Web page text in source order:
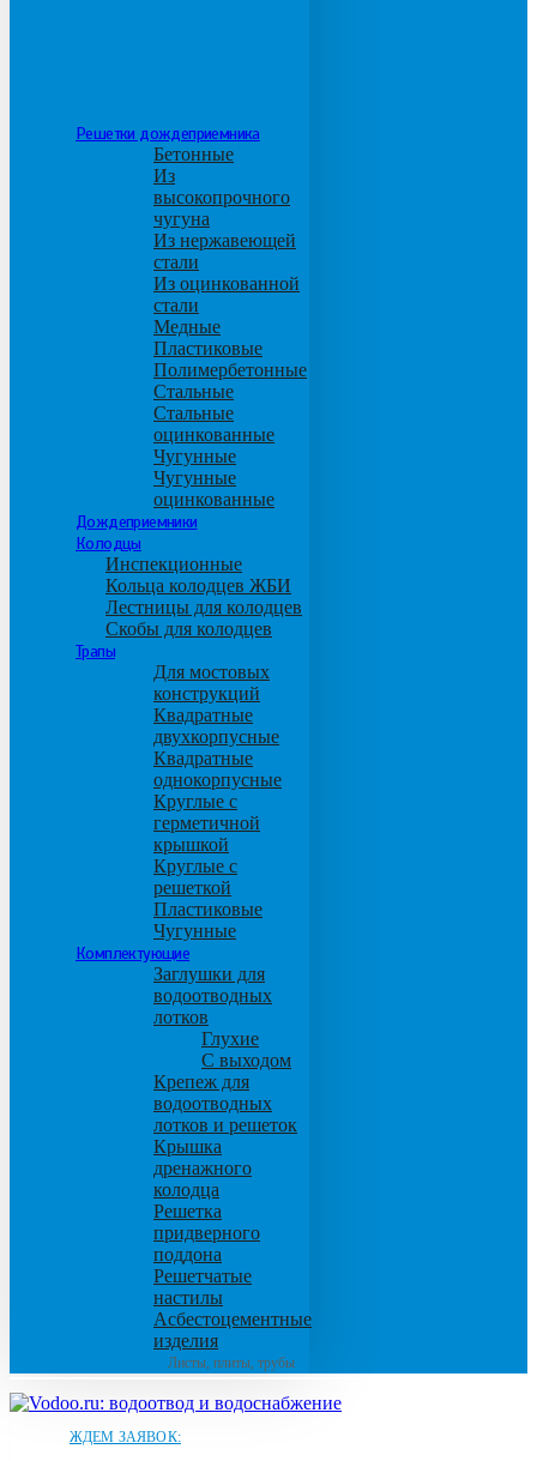
Решетки дождеприемника
Бетонные
Из
высокопрочного
чугуна
Из нержавеющей
стали
Из оцинкованной
стали
Медные
Пластиковые
Полимербетонные
Стальные
Стальные
оцинкованные
Чугунные
Чугунные
оцинкованные
Дождеприемники
Колодцы
Инспекционные
Кольца колодцев ЖБИ
Лестницы для колодцев
Скобы для колодцев
Трапы
Для мостовых
конструкций
Квадратные
двухкорпусные
Квадратные
однокорпусные
Круглые с
герметичной
крышкой
Круглые с
решеткой
Пластиковые
Чугунные
Комплектующие
Заглушки для
водоотводных
лотков
Глухие
С выходом
Крепеж для
водоотводных
лотков и решеток
Крышка
дренажного
колодца
Решетка
придверного
поддона
Решетчатые
настилы
Асбестоцементные
изделия
Листы, плиты, трубы
ЖДЕМ ЗАЯВОК: